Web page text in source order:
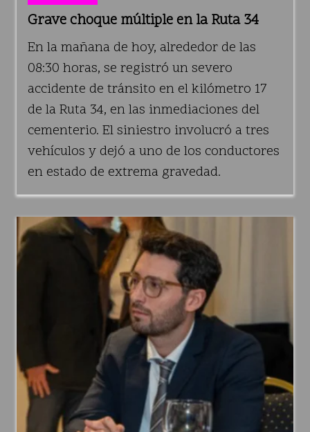
Grave choque múltiple en la Ruta 34
En la mañana de hoy, alrededor de las
08:30 horas, se registró un severo
accidente de tránsito en el kilómetro 17
de la Ruta 34, en las inmediaciones del
cementerio. El siniestro involucró a tres
vehículos y dejó a uno de los conductores
en estado de extrema gravedad.